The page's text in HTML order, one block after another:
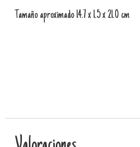
Tamaño aproximado 14.7 x 1.5 x 21.0 cm